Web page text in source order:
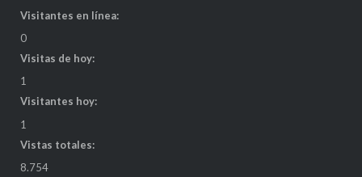
Visitantes en línea:
0
Visitas de hoy:
1
Visitantes hoy:
1
Vistas totales:
8.754